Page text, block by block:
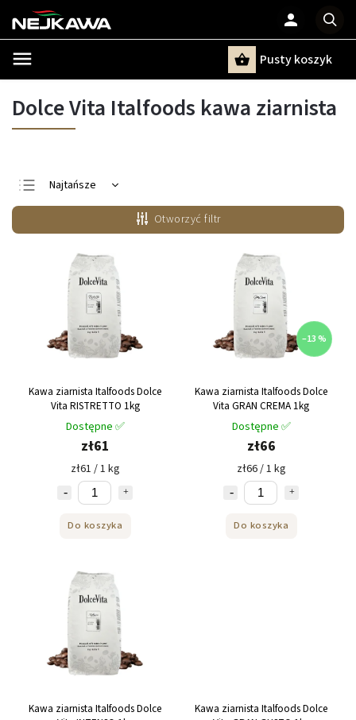
Pusty koszyk
Dolce Vita Italfoods kawa ziarnista
Najtańsze
Najdroższe
Alfabetycznie
Otworzyć filtr
Kawa ziarnista Italfoods Dolce
Vita RISTRETTO 1kg
Dostępne ✅
zł61
zł61 / 1 kg
Do koszyka
–13 %
Kawa ziarnista Italfoods Dolce
Vita GRAN CREMA 1kg
Dostępne ✅
zł66
zł66 / 1 kg
Do koszyka
Kawa ziarnista Italfoods Dolce
Kawa ziarnista Italfoods Dolce